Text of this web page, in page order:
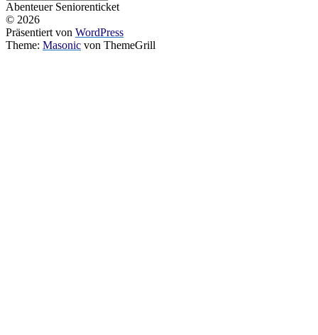
Abenteuer Seniorenticket
© 2026
Präsentiert von WordPress
Theme: Masonic von ThemeGrill